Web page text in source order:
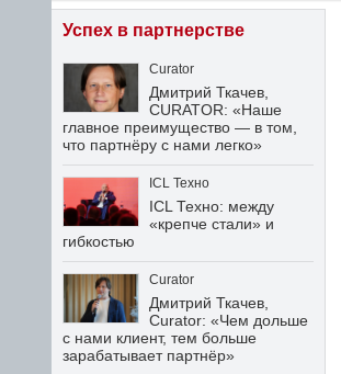
Успех в партнерстве
Curator
Дмитрий Ткачев,
CURATOR: «Наше
главное преимущество — в том,
что партнёру с нами легко»
ICL Техно
ICL Техно: между
«крепче стали» и
гибкостью
Curator
Дмитрий Ткачев,
Curator: «Чем дольше
с нами клиент, тем больше
зарабатывает партнёр»